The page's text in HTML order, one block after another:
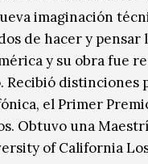
imaginación
de hacer y
y su obra fue
distinciones
el Primer
Obtuvo una
of California